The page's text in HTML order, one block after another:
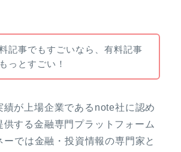
記事でもすごいなら、有料記事
っとすごい！
績が上場企業であるnote社に認め
供する金融専門プラットフォーム
ーでは金融・投資情報の専門家と